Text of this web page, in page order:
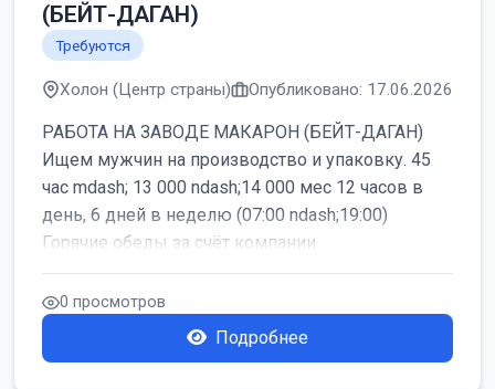
(БЕЙТ-ДАГАН)
Требуются
Холон (Центр страны) Опубликовано: 17.06.2026
РАБОТА НА ЗАВОДЕ МАКАРОН (БЕЙТ-ДАГАН)
Ищем мужчин на производство и упаковку. 45
час mdash; 13 000 ndash;14 000 мес 12 часов в
день, 6 дней в неделю (07:00 ndash;19:00)
Горячие обеды за счёт компании ...
0 просмотров
Подробнее